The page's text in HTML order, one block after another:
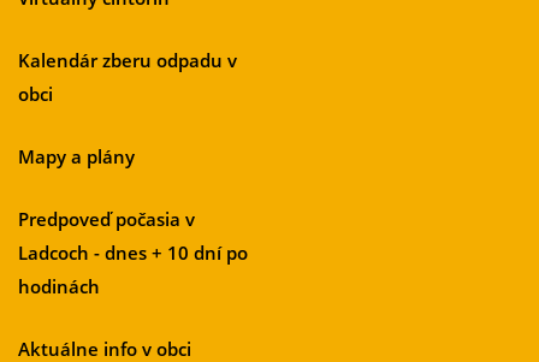
Kalendár zberu odpadu v
obci
Mapy a plány
Predpoveď počasia v
Ladcoch - dnes + 10 dní po
hodinách
Aktuálne info v obci